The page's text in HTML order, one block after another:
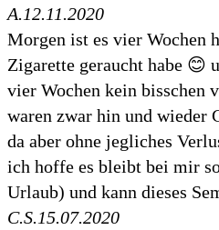
A.12.11.2020
Morgen ist es vier Wochen
Zigarette geraucht habe 😊
vier Wochen kein bisschen
waren zwar hin und wieder
da aber ohne jegliches
ich hoffe es bleibt bei mir
Urlaub) und kann dieses
C.S.15.07.2020